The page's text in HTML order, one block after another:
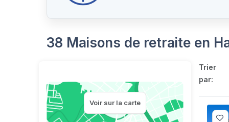
38 Maisons de retraite en
Voir sur la carte
Trier
par: